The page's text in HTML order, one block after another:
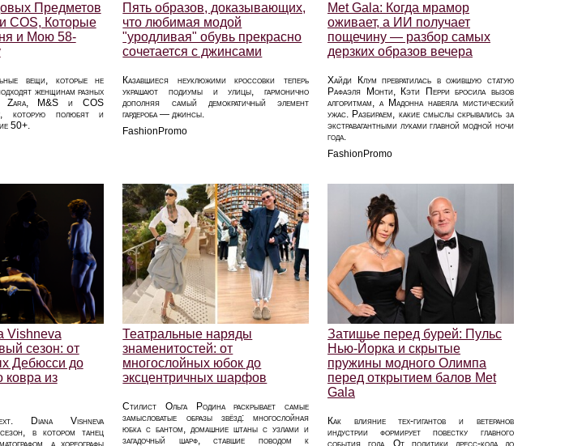
Предметов
COS, Которые
и Мою 58-
вещи, которые не
женщинам разных
Zara, M&S и COS
которую полюбят и
50+.
Пять образов, доказывающих,
что любимая модой
"уродливая" обувь прекрасно
сочетается с джинсами
Казавшиеся неуклюжими кроссовки теперь
украшают подиумы и улицы, гармонично
дополняя самый демократичный элемент
гардероба — джинсы.
FashionPromo
Met Gala: Когда мрамор
оживает, а ИИ получает
пощечину — разбор самых
дерзких образов вечера
Хайди Клум превратилась в ожившую статую
Рафаэля Монти, Кэти Перри бросила вызов
алгоритмам, а Мадонна навеяла мистический
ужас. Разбираем, какие смыслы скрывались за
экстравагантными луками главной модной ночи
года.
FashionPromo
Vishneva
сезон: от
Дебюсси до
ковра из
Diana Vishneva
в котором танец
а хореографы
Театральные наряды
знаменитостей: от
многослойных юбок до
эксцентричных шарфов
Стилист Ольга Родина раскрывает самые
замысловатые образы звёзд: многослойная
юбка с бантом, домашние штаны с узлами и
загадочный шарф, ставшие поводом к
Затишье перед бурей: Пульс
Нью-Йорка и скрытые
пружины модного Олимпа
перед открытием балов Met
Gala
Как влияние тех-гигантов и ветеранов
индустрии формирует повестку главного
события года. От политики дресс-кода до